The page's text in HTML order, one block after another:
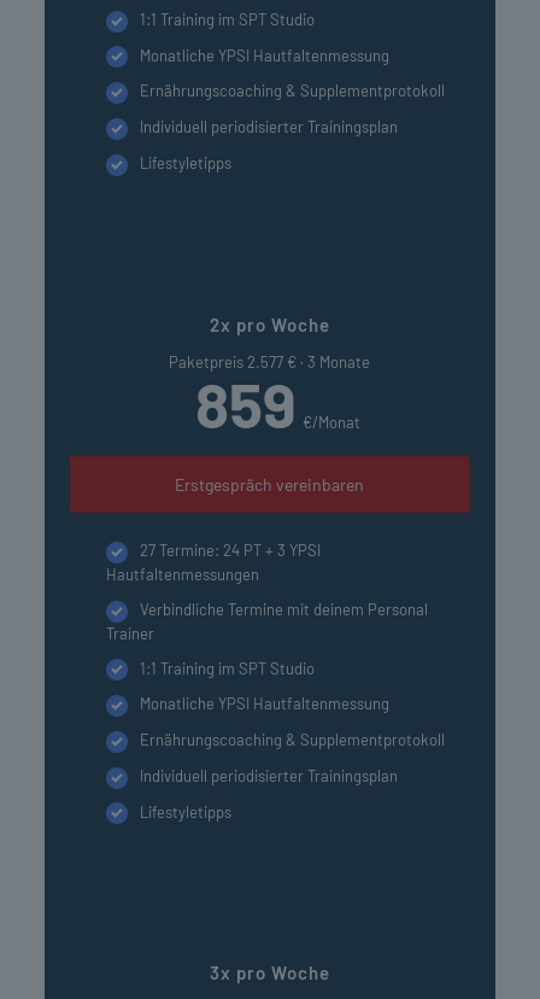
1:1 Training im SPT Studio
Monatliche YPSI Hautfaltenmessung
Ernährungscoaching & Supplementprotokoll
Individuell periodisierter Trainingsplan
Lifestyletipps
2x pro Woche
Paketpreis 2.577 € · 3 Monate
859 €/Monat
Erstgespräch vereinbaren
27 Termine: 24 PT + 3 YPSI
Hautfaltenmessungen
Verbindliche Termine mit deinem Personal
Trainer
1:1 Training im SPT Studio
Monatliche YPSI Hautfaltenmessung
Ernährungscoaching & Supplementprotokoll
Individuell periodisierter Trainingsplan
Lifestyletipps
3x pro Woche